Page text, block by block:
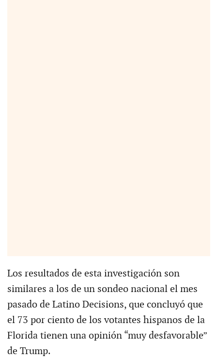
Los resultados de esta investigación son
similares a los de un sondeo nacional el mes
pasado de Latino Decisions, que concluyó que
el 73 por ciento de los votantes hispanos de la
Florida tienen una opinión “muy desfavorable”
de Trump.